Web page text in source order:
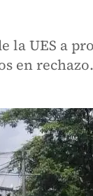
la UES a
en rechazo.